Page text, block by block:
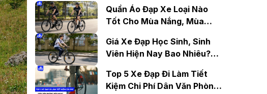
Quần Áo Đạp Xe Loại Nào
Tốt Cho Mùa Nắng, Mùa
Giá Xe Đạp Học Sinh, Sinh
Viên Hiện Nay Bao Nhiêu?
Top 5 Xe Đạp Đi Làm Tiết
Kiệm Chi Phí Dân Văn Phòng